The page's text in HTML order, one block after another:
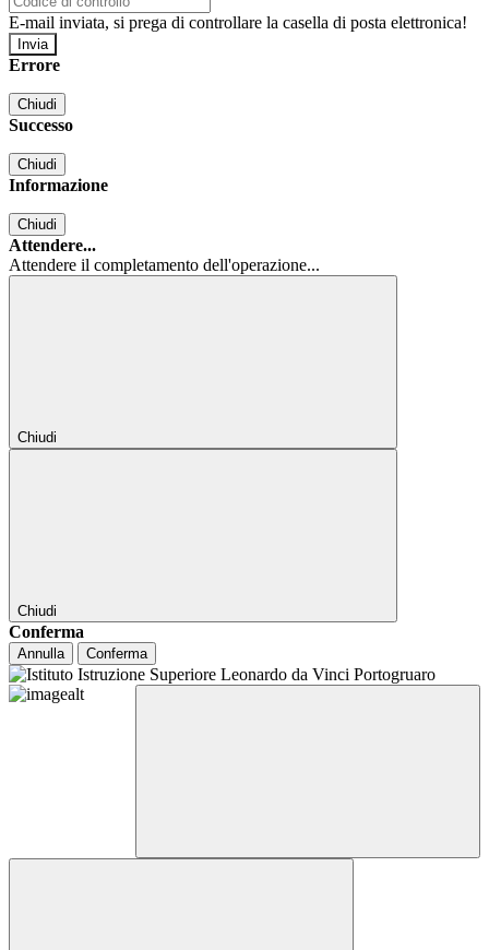
E-mail inviata, si prega di controllare la casella di posta elettronica!
Errore
Chiudi
Successo
Chiudi
Informazione
Chiudi
Attendere...
Attendere il completamento dell'operazione...
Chiudi
Chiudi
Conferma
Annulla Conferma